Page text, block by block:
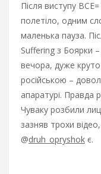
Після виступу
полетіло, одним
маленька пауза.
Suffering з Боярки
вечора, дуже круто
російською –
апаратурі. Правда
Чуваку розбили
зазняв трохи
@druh_opryshok є.